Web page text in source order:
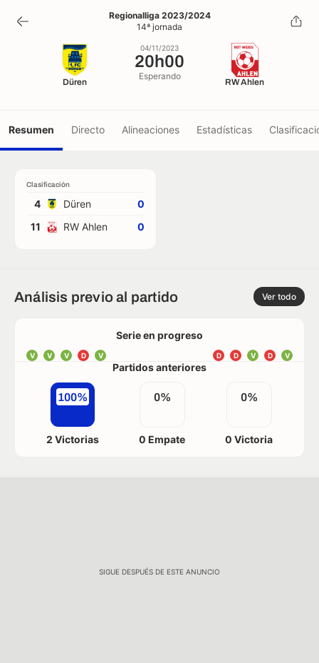
20h00
04/11/2023
Regionalliga 2023/2024
14ª jornada
Düren
04/11/2023
20h00
Esperando
RW Ahlen
Resumen Directo Alineaciones Estadísticas
Clasificación
4 Düren
0
11
RW Ahlen 0
Análisis previo al partido Ver todo
Serie en progreso
V V V D V V
D
V
D
D
Partidos anteriores
100%
2 Victorias
0%
0 Empate
0%
0 Victoria
SIGUE DESPUÉS DE ESTE ANUNCIO